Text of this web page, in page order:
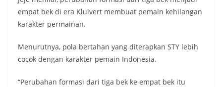
empat bek di era Kluivert membuat pemain kehilangan
karakter permainan.
Menurutnya, pola bertahan yang diterapkan STY lebih
cocok dengan karakter pemain Indonesia.
“Perubahan formasi dari tiga bek ke empat bek itu